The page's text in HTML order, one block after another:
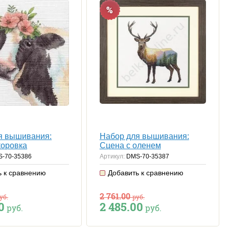
вышивания:
70-35386
к сравнению
руб.
%
Набор для вышивания:
Сцена с оленем
Артикул:DMS-70-35387
Добавить к сравнению
2 761.00руб.
2 485.00 руб.